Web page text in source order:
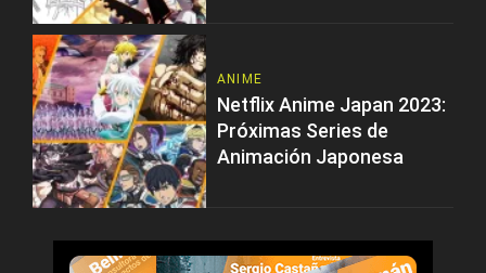
ANIME
Netflix Anime Japan 2023:
Próximas Series de
Animación Japonesa